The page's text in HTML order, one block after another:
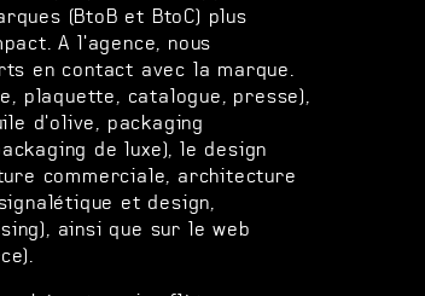
(BtoB et BtoC) plus
A l'agence, nous
en contact avec la marque.
plaquette, catalogue, presse),
d'olive, packaging
de luxe), le design
commerciale, architecture
et design,
ainsi que sur le web